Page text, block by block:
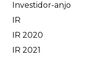
Investidor-anjo
IR
IR 2020
IR 2021